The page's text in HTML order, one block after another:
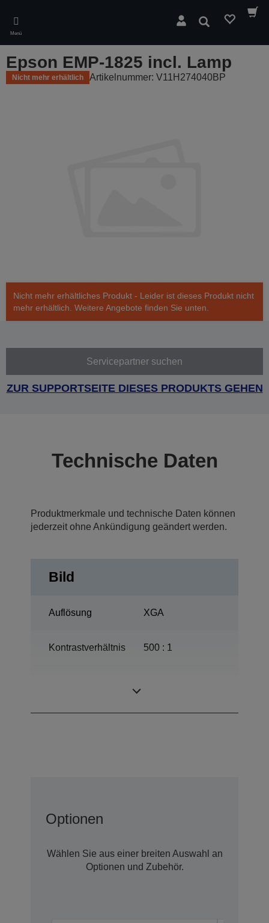
main
content
Menü
Suchen
Epson EMP-1825 incl. Lamp
Nicht mehr erhältlich Artikelnummer: V11H274040BP
Nicht mehr erhältliches Produkt - Leider ist dieses Produkt nicht
mehr erhältlich. Weitere Angebote finden Sie unten.
Servicepartner suchen
ZUR SUPPORTSEITE DIESES PRODUKTS GEHEN
Technische Daten
Produktmerkmale und technische Daten können
jederzeit ohne Ankündigung geändert werden.
Bild
Auflösung XGA
Kontrastverhältnis 500 : 1
Optionen
Wählen Sie aus einer breiten Auswahl an
Optionen und Zubehör.